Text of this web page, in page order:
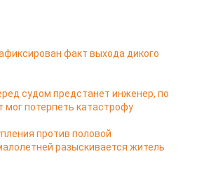
факт выхода дикого
судом предстанет инженер, по
мог потерпеть катастрофу
против половой
разыскивается житель